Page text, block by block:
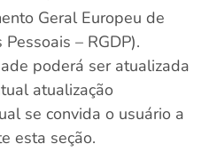
Geral Europeu de
– RGDP).
poderá ser atualizada
atualização
se convida o usuário a
esta seção.